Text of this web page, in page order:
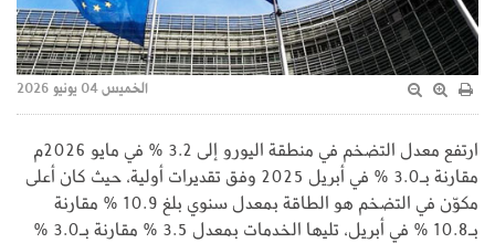
الخميس 04 يونيو 2026
ارتفع معدل التضخم في منطقة اليورو إلى 3.2 % في مايو 2026م
مقارنة بـ3.0 % في أبريل 2025 وفق تقديرات أولية، حيث كان أعلى
مكوّن في التضخم هو الطاقة بمعدل سنوي بلغ 10.9 % مقارنة
بـ10.8 % في أبريل، تليها الخدمات بمعدل 3.5 % مقارنة بـ3.0 %